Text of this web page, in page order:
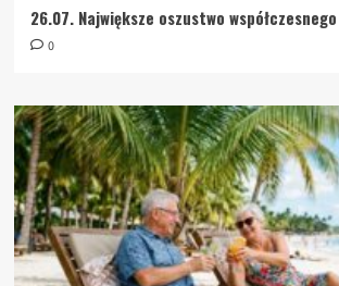
26.07. Największe oszustwo
0